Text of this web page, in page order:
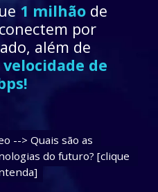
1 milhão de
por
além de
velocidade de
--> Quais são as
do futuro? [clique
--> Quais são as
do futuro? [clique